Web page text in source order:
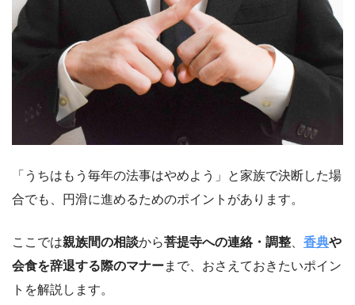
「うちはもう毎年の法事はやめよう」と家族で決断した場
合でも、円滑に進めるためのポイントがあります。
ここでは親族間の相談から菩提寺への連絡・調整 香典や
会食を辞退する際のマナーまで、おさえておきたいポイン
トを解説します。